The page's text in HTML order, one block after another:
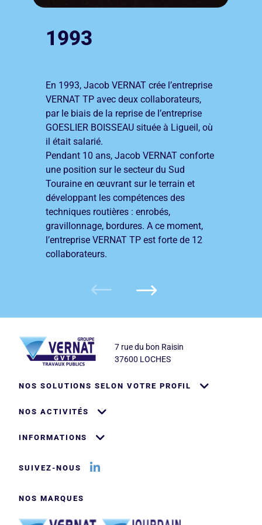
1993
En 1993, Jacob VERNAT crée l’entreprise
VERNAT TP avec deux collaborateurs,
par le biais de la reprise de l’entreprise
GOESLIER BOISSEAU située à Ligueil, où
il était salarié.
Pendant 10 ans, Jacob VERNAT conforte
une position sur le secteur du Sud
Touraine en œuvrant sur le terrain et
développant les compétences des
techniques routières : enrobés,
gravillonnage, bordures. A ce moment,
l’entreprise VERNAT TP est forte de 12
collaborateurs.
Logo Adresse
7 rue du bon Raisin
37600 LOCHES
Pied de page
NOS SOLUTIONS SELON VOTRE PROFIL
NOS ACTIVITÉS
INFORMATIONS
Titre
SUIVEZ-NOUS Logo LinkedIn
Titre
NOS MARQUES